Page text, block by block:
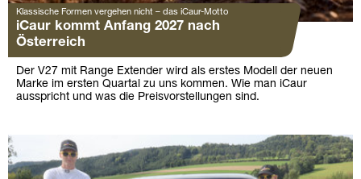
Klassische Formen vergehen nicht – das iCaur-Motto
iCaur kommt Anfang 2027 nach
Österreich
Der V27 mit Range Extender wird als erstes Modell der neuen
Marke im ersten Quartal zu uns kommen. Wie man iCaur
ausspricht und was die Preisvorstellungen sind.